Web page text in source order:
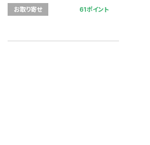
お取り寄せ 61ポイント